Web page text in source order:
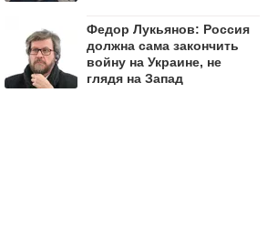
Федор Лукьянов: Россия
должна сама закончить
войну на Украине, не
глядя на Запад